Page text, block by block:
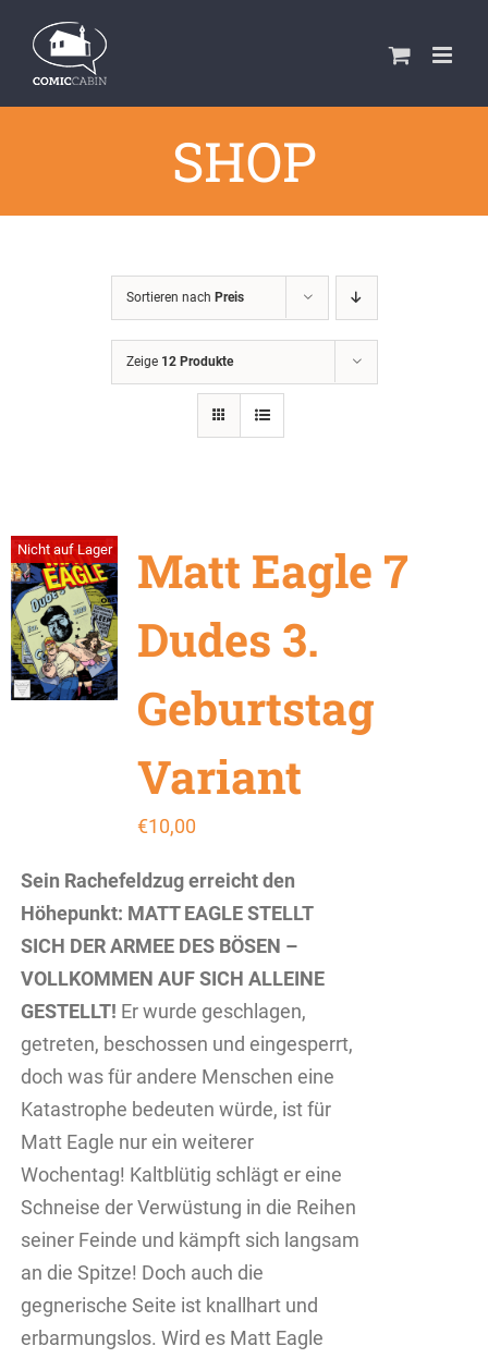
Inhalt
springen
SHOP
Sortieren nach Preis
Zeige 12 Produkte
Nicht auf Lager
Matt Eagle 7
Dudes 3.
Geburtstag
Variant
€10,00
Sein Rachefeldzug erreicht den
Höhepunkt: MATT EAGLE STELLT
SICH DER ARMEE DES BÖSEN –
VOLLKOMMEN AUF SICH ALLEINE
GESTELLT! Er wurde geschlagen,
getreten, beschossen und eingesperrt,
doch was für andere Menschen eine
Katastrophe bedeuten würde, ist für
Matt Eagle nur ein weiterer
Wochentag! Kaltblütig schlägt er eine
Schneise der Verwüstung in die Reihen
seiner Feinde und kämpft sich langsam
an die Spitze! Doch auch die
gegnerische Seite ist knallhart und
erbarmungslos. Wird es Matt Eagle